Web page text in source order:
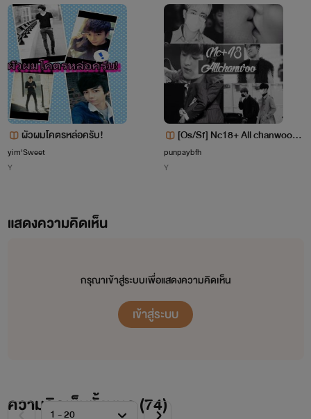
ผัวผมโคตรหล่อครับ!
yim'Sweet
Y
[Os/Sf] Nc18+ All chanwoo ju
nchan bobchan bchan yunch
punpaybfh
Y
แสดงความคิดเห็น
กรุณาเข้าสู่ระบบเพื่อแสดงความคิดเห็น
เข้าสู่ระบบ
ความคิดเห็นทั้งหมด (74)